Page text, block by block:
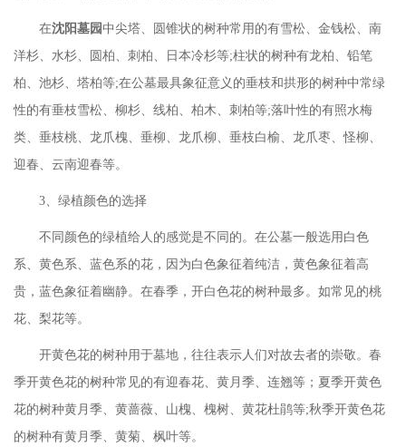
在沈阳墓园中尖塔、圆锥状的树种常用的有雪松、金钱松、南
洋杉、水杉、圆柏、刺柏、日本冷杉等;柱状的树种有龙柏、铅笔
柏、池杉、塔柏等;在公墓最具象征意义的垂枝和拱形的树种中常绿
性的有垂枝雪松、柳杉、线柏、柏木、刺柏等;落叶性的有照水梅
类、垂枝桃、龙爪槐、垂柳、龙爪柳、垂枝白榆、龙爪枣、怪柳、
迎春、云南迎春等。
3、绿植颜色的选择
不同颜色的绿植给人的感觉是不同的。在公墓一般选用白色
系、黄色系、蓝色系的花，因为白色象征着纯洁，黄色象征着高
贵，蓝色象征着幽静。在春季，开白色花的树种最多。如常见的桃
花、梨花等。
开黄色花的树种用于墓地，往往表示人们对故去者的崇敬。春
季开黄色花的树种常见的有迎春花、黄月季、连翘等；夏季开黄色
花的树种黄月季、黄蔷薇、山槐、槐树、黄花杜鹃等;秋季开黄色花
的树种有黄月季、黄菊、枫叶等。